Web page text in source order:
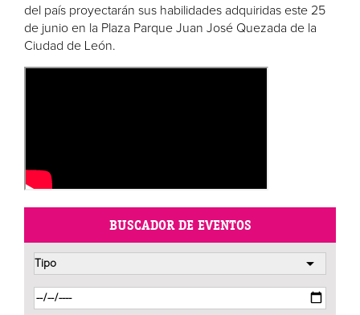
del país proyectarán sus habilidades adquiridas este 25
de junio en la Plaza Parque Juan José Quezada de la
Ciudad de León.
BUSCADOR DE EVENTOS